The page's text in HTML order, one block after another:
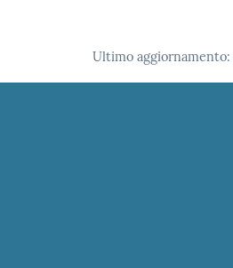
Ultimo aggiornamento: